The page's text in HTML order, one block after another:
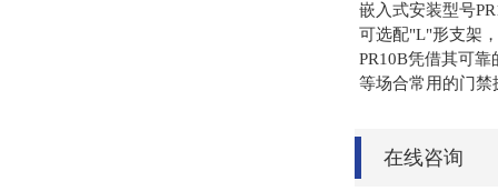
嵌入式安装型号
可选配"L"形支架
PR10B凭借其可靠
等场合常用的门
在线咨询